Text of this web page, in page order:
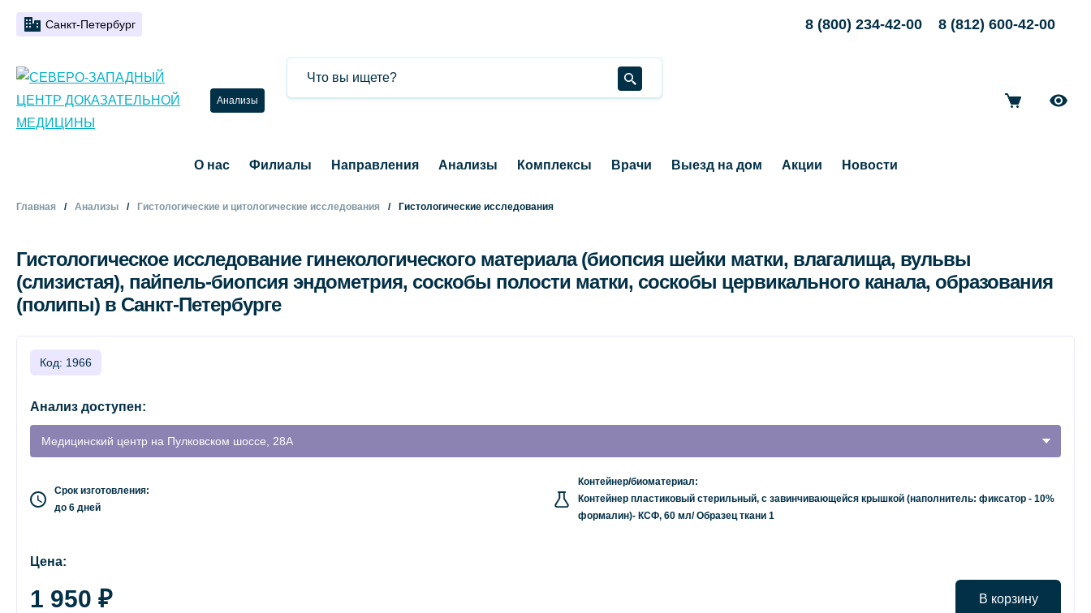
Санкт-Петербург 8 (800) 234-42-00 8 (812) 600-42-00
Анализы
О нас Филиалы Направления Анализы Комплексы Врачи Выезд на дом Акции Новости
Главная Анализы Гистологические и цитологические исследования Гистологические исследования
Гистологическое исследование гинекологического материала (биопсия шейки матки, влагалища, вульвы
(слизистая), пайпель-биопсия эндометрия, соскобы полости матки, соскобы цервикального канала, образования
(полипы) в Санкт-Петербурге
Код: 1966
Анализ доступен:
Медицинский центр на Пулковском шоссе, 28А
Срок изготовления:
до 6 дней
Контейнер/биоматериал:
Контейнер пластиковый стерильный, с завинчивающейся крышкой (наполнитель: фиксатор - 10%
формалин)- КСФ, 60 мл/ Образец ткани 1
Цена:
1 950 ₽ В корзину